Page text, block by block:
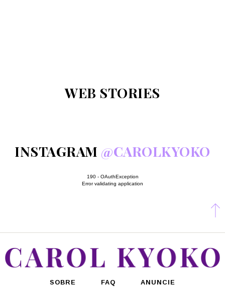
WEB STORIES
INSTAGRAM @CAROLKYOKO
190 - OAuthException
Error validating application
SOBRE FAQ ANUNCIE